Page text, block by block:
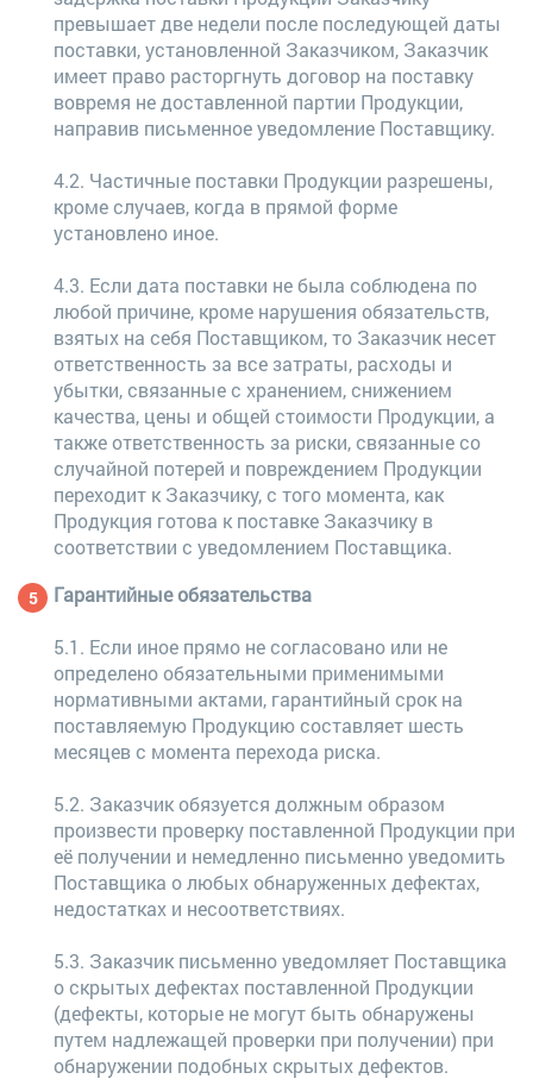
превышает две недели после последующей даты
поставки, установленной Заказчиком, Заказчик
имеет право расторгнуть договор на поставку
вовремя не доставленной партии Продукции,
направив письменное уведомление Поставщику.
4.2. Частичные поставки Продукции разрешены,
кроме случаев, когда в прямой форме
установлено иное.
4.3. Если дата поставки не была соблюдена по
любой причине, кроме нарушения обязательств,
взятых на себя Поставщиком, то Заказчик несет
ответственность за все затраты, расходы и
убытки, связанные с хранением, снижением
качества, цены и общей стоимости Продукции, а
также ответственность за риски, связанные со
случайной потерей и повреждением Продукции
переходит к Заказчику, с того момента, как
Продукция готова к поставке Заказчику в
соответствии с уведомлением Поставщика.
Гарантийные обязательства
5.1. Если иное прямо не согласовано или не
определено обязательными применимыми
нормативными актами, гарантийный срок на
поставляемую Продукцию составляет шесть
месяцев с момента перехода риска.
5.2. Заказчик обязуется должным образом
произвести проверку поставленной Продукции при
её получении и немедленно письменно уведомить
Поставщика о любых обнаруженных дефектах,
недостатках и несоответствиях.
5.3. Заказчик письменно уведомляет Поставщика
о скрытых дефектах поставленной Продукции
(дефекты, которые не могут быть обнаружены
путем надлежащей проверки при получении) при
обнаружении подобных скрытых дефектов.